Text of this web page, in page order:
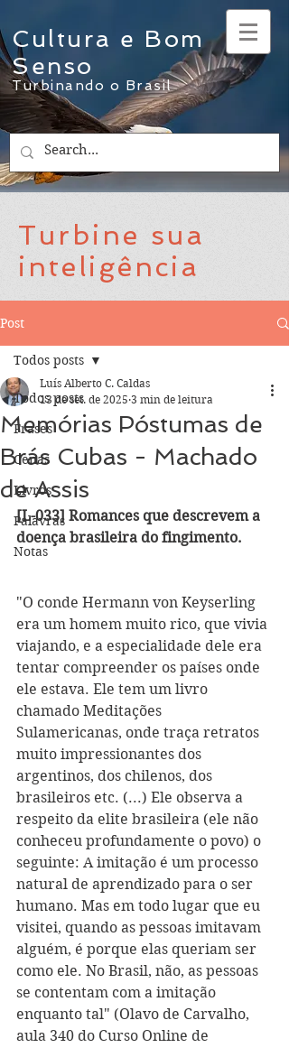
Cultura e Bom
Senso
Turbinando o Brasil
Turbine sua
inteligência
Post
Todos posts
Frases
Cenas
Livros
Palavras
Notas
Todos posts
Memórias Póstumas de
Brás Cubas - Machado
de Assis
Luís Alberto C. Caldas
13 de set. de 2025 3 min de leitura
[L-033] Romances que descrevem a
doença brasileira do fingimento.
"O conde Hermann von Keyserling
era um homem muito rico, que vivia
viajando, e a especialidade dele era
tentar compreender os países onde
ele estava. Ele tem um livro
chamado Meditações
Sulamericanas, onde traça retratos
muito impressionantes dos
argentinos, dos chilenos, dos
brasileiros etc. (...) Ele observa a
respeito da elite brasileira (ele não
conheceu profundamente o povo) o
seguinte: A imitação é um processo
natural de aprendizado para o ser
humano. Mas em todo lugar que eu
visitei, quando as pessoas imitavam
alguém, é porque elas queriam ser
como ele. No Brasil, não, as pessoas
se contentam com a imitação
enquanto tal" (Olavo de Carvalho,
aula 340 do Curso Online de